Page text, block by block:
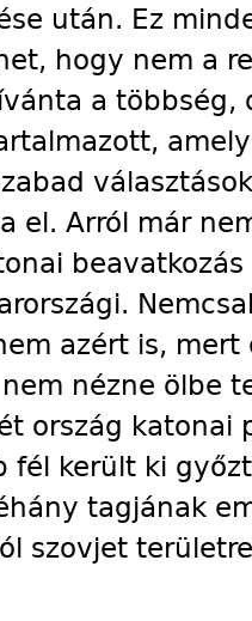
után. Ez
hogy nem a
a többség,
el. Arról már
azért is,
nézne ölbe
ország katonai
fél került ki
tagjának
szovjet